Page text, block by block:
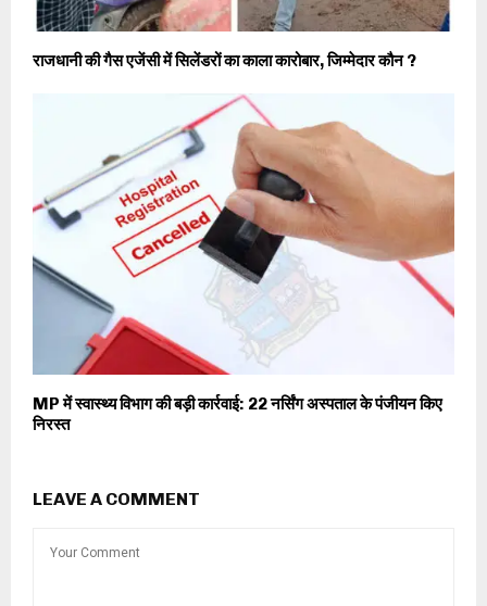
राजधानी की गैस एजेंसी में सिलेंडरों का काला कारोबार, जिम्मेदार कौन ?
MP में स्वास्थ्य विभाग की बड़ी कार्रवाई: 22 नर्सिंग अस्पताल के पंजीयन किए
निरस्त
LEAVE A COMMENT